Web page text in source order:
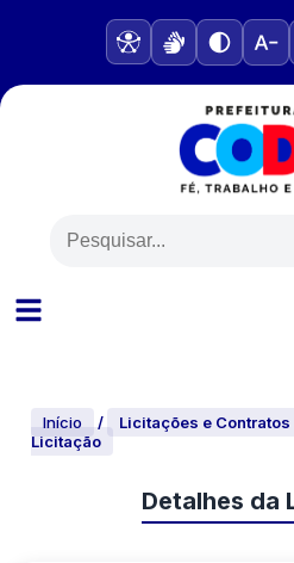
Início / Licitações e Contratos
Licitação
Detalhes da